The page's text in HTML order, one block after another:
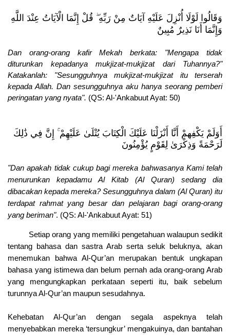
وَقَالُوا لَوْلَا أُنْزِلَ عَلَيْهِ آيَاتٌ مِنْ رَبِّهِ ۖ قُلْ إِنَّمَا الْآيَاتُ عِنْدَ اللَّهِ
وَإِنَّمَا أَنَا نَذِيرٌ مُبِينٌ
Dan orang-orang kafir Mekah berkata: "Mengapa tidak
diturunkan kepadanya mukjizat-mukjizat dari Tuhannya?"
Katakanlah: "Sesungguhnya mukjizat-mukjizat itu terserah
kepada Allah. Dan sesungguhnya aku hanya seorang pemberi
peringatan yang nyata". (QS: Al-'Ankabuut Ayat: 50)
أَوَلَمْ يَكْفِهِمْ أَنَّا أَنْزَلْنَا عَلَيْكَ الْكِتَابَ يُتْلَىٰ عَلَيْهِمْ ۚ إِنَّ فِي ذَٰلِكَ
لَرَحْمَةً وَذِكْرَىٰ لِقَوْمٍ يُؤْمِنُونَ
"Dan apakah tidak cukup bagi mereka bahwasanya Kami telah
menurunkan kepadamu Al Kitab (Al Quran) sedang dia
dibacakan kepada mereka? Sesungguhnya dalam (Al Quran) itu
terdapat rahmat yang besar dan pelajaran bagi orang-orang
yang beriman". (QS: Al-'Ankabuut Ayat: 51)
Setiap orang yang memiliki pengetahuan walaupun sedikit
tentang bahasa dan sastra Arab serta seluk beluknya, akan
menemukan bahwa Al-Qur’an merupakan bentuk ungkapan
bahasa yang istimewa dan belum pernah ada orang-orang Arab
yang mengungkapkan perkataan seperti itu, baik sebelum
turunnya Al-Qur’an maupun sesudahnya.
Kehebatan Al-Qur’an dengan segala aspeknya telah
menyebabkan mereka ‘tersungkur’ mengakuinya, dan bantahan